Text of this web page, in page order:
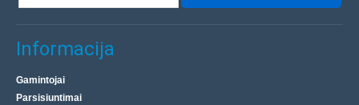
Informacija
Gamintojai
Parsisiuntimai